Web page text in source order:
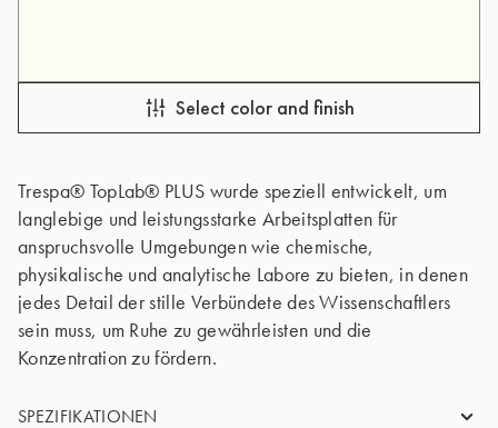
Select color and finish
Trespa® TopLab® PLUS wurde speziell entwickelt, um
langlebige und leistungsstarke Arbeitsplatten für
anspruchsvolle Umgebungen wie chemische,
physikalische und analytische Labore zu bieten, in denen
jedes Detail der stille Verbündete des Wissenschaftlers
sein muss, um Ruhe zu gewährleisten und die
Konzentration zu fördern.
SPEZIFIKATIONEN